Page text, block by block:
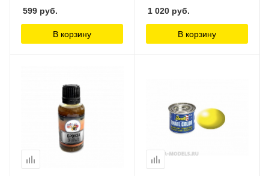
599 руб.
В корзину
1 020 руб.
В корзину